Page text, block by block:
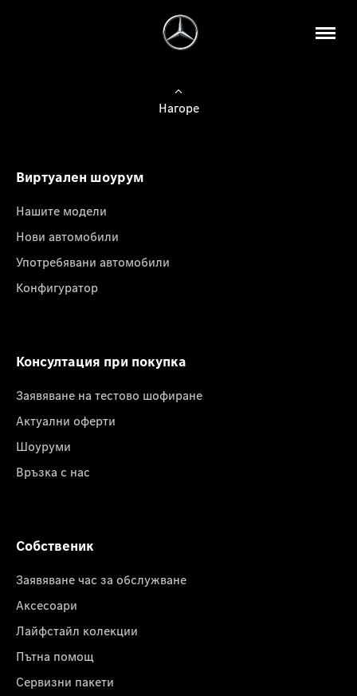
Нагоре
Виртуален шоурум
Нашите модели
Нови автомобили
Употребявани автомобили
Конфигуратор
Консултация при покупка
Заявяване на тестово шофиране
Актуални оферти
Шоуруми
Връзка с нас
Собственик
Заявяване час за обслужване
Аксесоари
Лайфстайл колекции
Пътна помощ
Сервизни пакети